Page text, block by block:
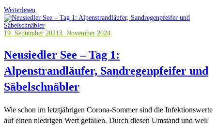
Weiterlesen
19. September 20213. November 2024
Neusiedler See – Tag 1:
Alpenstrandläufer, Sandregenpfeifer und
Säbelschnäbler
Wie schon im letztjährigen Corona-Sommer sind die Infektionswerte
auf einen niedrigen Wert gefallen. Durch diesen Umstand und weil